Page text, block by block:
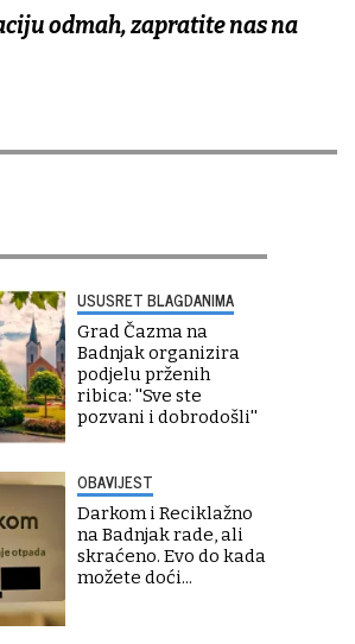
odmah, zapratite nas na
USUSRET BLAGDANIMA
Grad Čazma na
Badnjak organizira
podjelu prženih
ribica: ''Sve ste
pozvani i dobrodošli''
OBAVIJEST
Darkom i Reciklažno
na Badnjak rade, ali
skraćeno. Evo do kada
možete doći...